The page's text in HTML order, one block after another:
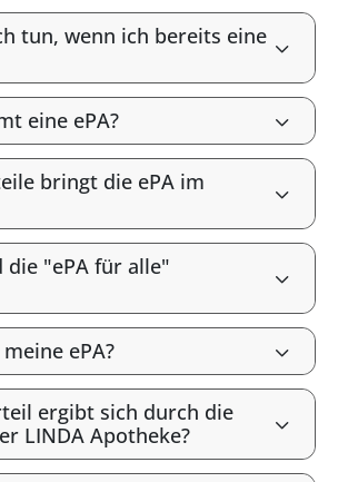
tun, wenn ich bereits eine
eine ePA?
bringt die ePA im
"ePA für alle"
ePA?
ergibt sich durch die
LINDA Apotheke?